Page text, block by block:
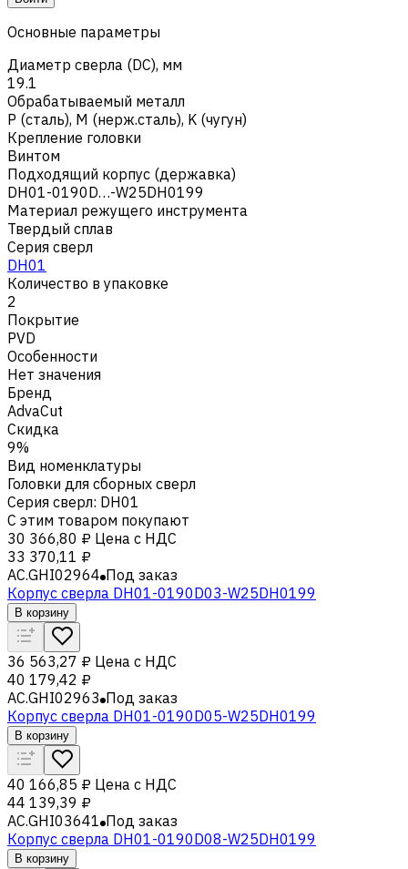
Основные параметры
Диаметр сверла (DC), мм
19.1
Обрабатываемый металл
Р (сталь), M (нерж.сталь), K (чугун)
Крепление головки
Винтом
Подходящий корпус (державка)
DH01-0190D…-W25DH0199
Материал режущего инструмента
Твердый сплав
Серия сверл
DH01
Количество в упаковке
2
Покрытие
PVD
Особенности
Нет значения
Бренд
AdvaCut
Скидка
9%
Вид номенклатуры
Головки для сборных сверл
Серия сверл: DH01
С этим товаром покупают
30 366,80 ₽ Цена с НДС
33 370,11 ₽
AC.GHI02964 Под заказ
Корпус сверла DH01-0190D03-W25DH0199
В корзину
36 563,27 ₽ Цена с НДС
40 179,42 ₽
AC.GHI02963 Под заказ
Корпус сверла DH01-0190D05-W25DH0199
В корзину
40 166,85 ₽ Цена с НДС
44 139,39 ₽
AC.GHI03641 Под заказ
Корпус сверла DH01-0190D08-W25DH0199
В корзину